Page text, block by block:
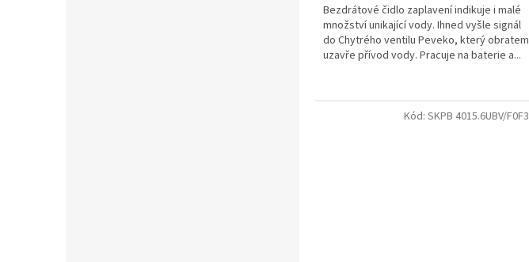
Bezdrátové čidlo zaplavení indikuje i malé
množství unikající vody. Ihned vyšle signál
do Chytrého ventilu Peveko, který obratem
uzavře přívod vody. Pracuje na baterie a...
Kód: SKPB 4015.6UBV/F0F3